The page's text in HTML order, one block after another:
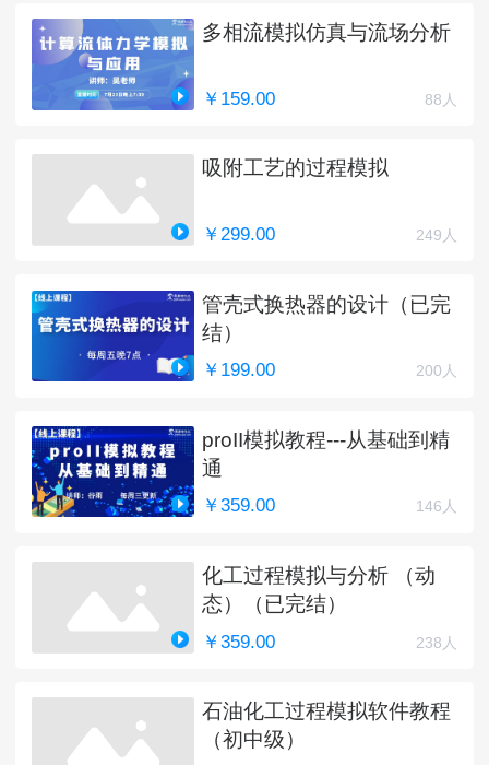
多相流模拟仿真与流场分析
￥159.00 88人
吸附工艺的过程模拟
￥299.00 249人
管壳式换热器的设计（已完
结）
￥199.00 200人
proII模拟教程---从基础到精
通
￥359.00 146人
化工过程模拟与分析 （动
态）（已完结）
￥359.00 238人
石油化工过程模拟软件教程
（初中级）